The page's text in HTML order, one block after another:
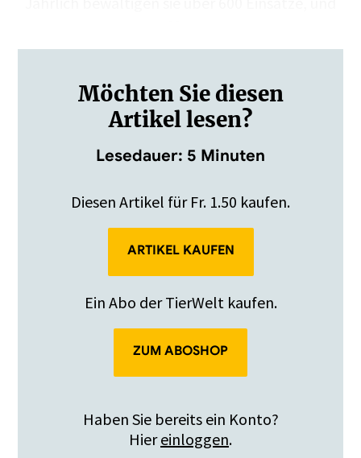
Möchten Sie diesen
Artikel lesen?
Lesedauer: 5 Minuten
Diesen Artikel für Fr. 1.50 kaufen.
ARTIKEL KAUFEN
Ein Abo der TierWelt kaufen.
ZUM ABOSHOP
Haben Sie bereits ein Konto?
Hiereinloggen.